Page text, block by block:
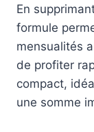
En
formule
mensualités
de profiter
compact,
une somme